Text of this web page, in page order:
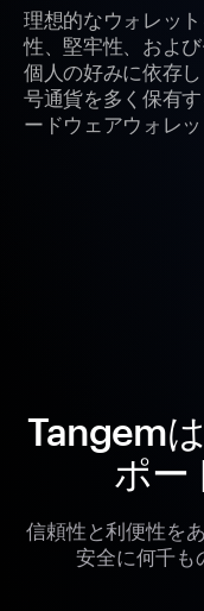
理想的なウォレッ
性、堅牢性、およ
個人の好みに依存
号通貨を多く保有
ードウェアウォレ
Tangem
ポー
信頼性と利便性を
安全に何千も